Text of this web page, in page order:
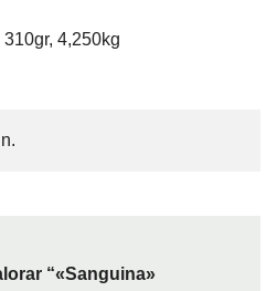
310gr, 4,250kg
“«Sanguina»